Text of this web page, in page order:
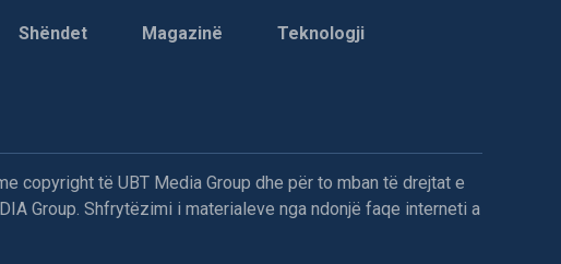
Shëndet Magazinë Teknologji
copyright të UBT Media Group dhe për to mban të drejtat e
Group. Shfrytëzimi i materialeve nga ndonjë faqe interneti a